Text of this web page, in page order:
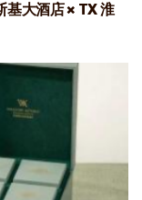
基大酒店 × TX 淮